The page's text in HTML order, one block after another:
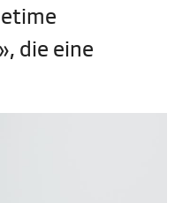
die eine